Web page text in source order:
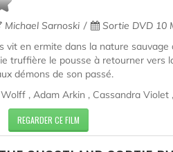
Michael Sarnoski Sortie DVD 10
vit en ermite dans la nature sauvage
truffière le pousse à retourner vers
démons de son passé.
, Adam Arkin , Cassandra Violet
REGARDER CE FILM